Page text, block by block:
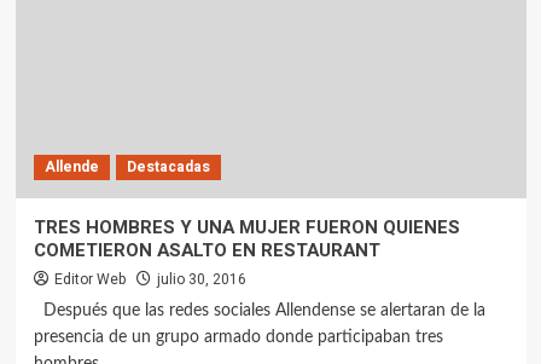
Allende Destacadas
TRES HOMBRES Y UNA MUJER FUERON QUIENES
COMETIERON ASALTO EN RESTAURANT
Editor Web julio 30, 2016
Después que las redes sociales Allendense se alertaran de la
presencia de un grupo armado donde participaban tres